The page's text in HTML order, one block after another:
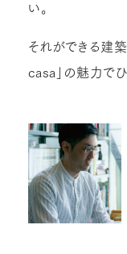
い。
それができる建
casa」の魅力で